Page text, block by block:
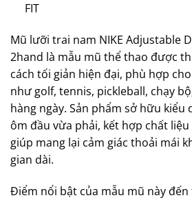
FIT
Mũ lưỡi trai nam NIKE Adjustable
2hand là mẫu mũ thể thao được
cách tối giản hiện đại, phù hợp
như golf, tennis, pickleball, chạy
hàng ngày. Sản phẩm sở hữu kiểu
ôm đầu vừa phải, kết hợp chất
giúp mang lại cảm giác thoải mái
gian dài.
Điểm nổi bật của mẫu mũ này đến